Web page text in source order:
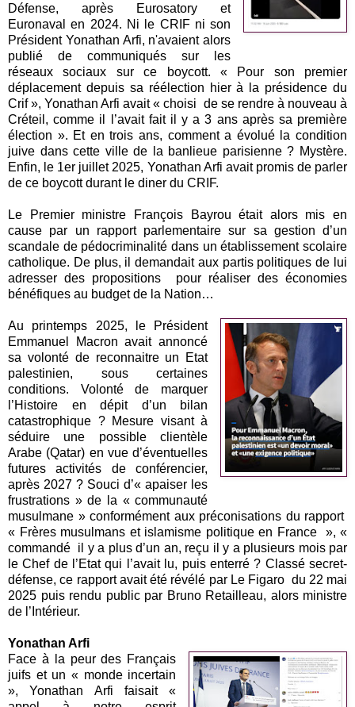
Défense, après Eurosatory et
Euronaval en 2024. Ni le CRIF ni son
Président Yonathan Arfi, n'avaient alors
publié de communiqués sur les
réseaux sociaux sur ce boycott. « Pour son premier
déplacement depuis sa réélection hier à la présidence du
Crif », Yonathan Arfi avait « choisi de se rendre à nouveau à
Créteil, comme il l’avait fait il y a 3 ans après sa première
élection ». Et en trois ans, comment a évolué la condition
juive dans cette ville de la banlieue parisienne ? Mystère.
Enfin, le 1er juillet 2025, Yonathan Arfi avait promis de parler
de ce boycott durant le diner du CRIF.
Le Premier ministre François Bayrou était alors mis en
cause par un rapport parlementaire sur sa gestion d’un
scandale de pédocriminalité dans un établissement scolaire
catholique. De plus, il demandait aux partis politiques de lui
adresser des propositions pour réaliser des économies
bénéfiques au budget de la Nation…
Au printemps 2025, le Président
Emmanuel Macron avait annoncé
sa volonté de reconnaitre un Etat
palestinien, sous certaines
conditions. Volonté de marquer
l’Histoire en dépit d’un bilan
catastrophique ? Mesure visant à
séduire une possible clientèle
Arabe (Qatar) en vue d’éventuelles
futures activités de conférencier,
après 2027 ? Souci d’« apaiser les
frustrations » de la « communauté
musulmane » conformément aux préconisations du rapport
« Frères musulmans et islamisme politique en France », «
commandé il y a plus d’un an, reçu il y a plusieurs mois par
le Chef de l’Etat qui l’avait lu, puis enterré ? Classé secret-
défense, ce rapport avait été révélé par Le Figaro du 22 mai
2025 puis rendu public par Bruno Retailleau, alors ministre
de l’Intérieur.
Yonathan Arfi
Face à la peur des Français
juifs et un « monde incertain
», Yonathan Arfi faisait «